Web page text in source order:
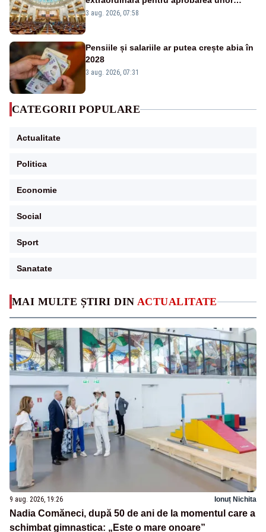
MAI MULTE ȘTIRI DIN ACTUALITATE
9 aug. 2026, 19:26 Ionuț Nichita
Nadia Comăneci, după 50 de ani de la momentul care a
schimbat gimnastica: „Este o mare onoare”
jaloane din PNRR
3 aug. 2026, 07:58
Pensiile și salariile ar putea crește abia în
2028
3 aug. 2026, 07:31
CATEGORII POPULARE
Actualitate
Politica
Economie
Social
Sport
Sanatate